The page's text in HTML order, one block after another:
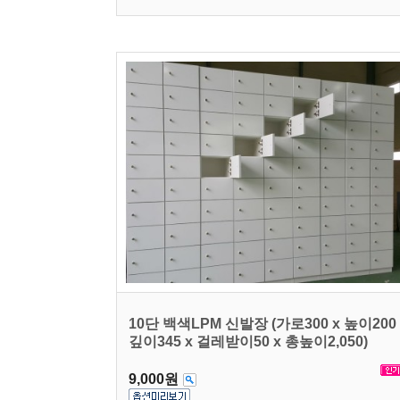
10단 백색LPM 신발장 (가로300 x 높이200
깊이345 x 걸레받이50 x 총높이2,050)
9,000원